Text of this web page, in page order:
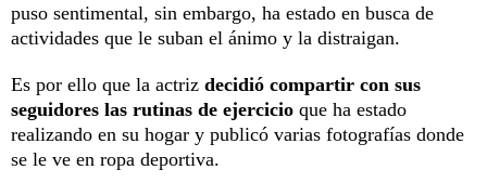
puso sentimental, sin embargo, ha estado en busca de
actividades que le suban el ánimo y la distraigan.
Es por ello que la actriz decidió compartir con sus
seguidores las rutinas de ejercicio que ha estado
realizando en su hogar y publicó varias fotografías donde
se le ve en ropa deportiva.